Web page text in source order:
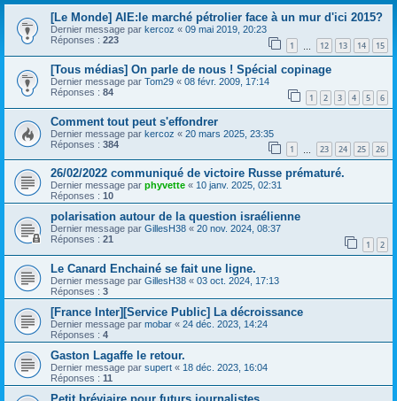
[Le Monde] AIE:le marché pétrolier face à un mur d'ici 2015?
Dernier message par kercoz « 09 mai 2019, 20:23
Réponses : 223 1 12 13 14 15
[Tous médias] On parle de nous ! Spécial copinage
Dernier message par Tom29 « 08 févr. 2009, 17:14
Réponses : 84 1 2 3 4 5 6
Comment tout peut s'effondrer
Dernier message par kercoz « 20 mars 2025, 23:35
Réponses : 384 1 23 24 25 26
26/02/2022 communiqué de victoire Russe prématuré.
Dernier message par phyvette « 10 janv. 2025, 02:31
Réponses : 10
polarisation autour de la question israélienne
Dernier message par GillesH38 « 20 nov. 2024, 08:37
Réponses : 21 1 2
Le Canard Enchainé se fait une ligne.
Dernier message par GillesH38 « 03 oct. 2024, 17:13
Réponses : 3
[France Inter][Service Public] La décroissance
Dernier message par mobar « 24 déc. 2023, 14:24
Réponses : 4
Gaston Lagaffe le retour.
Dernier message par supert « 18 déc. 2023, 16:04
Réponses : 11